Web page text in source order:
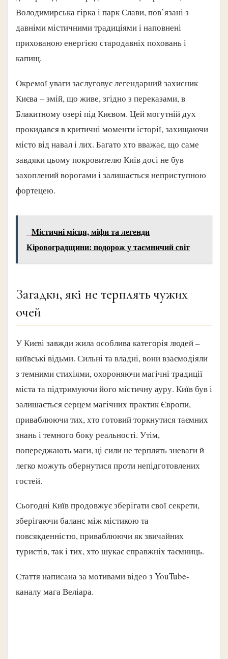
Володимирська гірка і парк Слави, пов’язані з
давніми містичними традиціями і наповнені
прихованою енергією стародавніх поховань і
капищ.
Окремої уваги заслуговує легендарний захисник
Києва – змій, що живе, згідно з переказами, в
Блакитному озері під Києвом. Цей могутній дух
прокидався в критичні моменти історії, захищаючи
місто від навал і лих. Багато хто вважає, що саме
завдяки цьому покровителю Київ досі не був
захоплений ворогами і залишається неприступною
фортецею.
Містичні місця, міфи та легенди
Кіровоградщини: подорож у таємничий світ
Загадки, які не терплять чужих
очей
У Києві завжди жила особлива категорія людей –
київські відьми. Сильні та владні, вони взаємодіяли
з темними стихіями, охороняючи магічні традиції
міста та підтримуючи його містичну ауру. Київ був і
залишається серцем магічних практик Європи,
приваблюючи тих, хто готовий торкнутися таємних
знань і темного боку реальності. Утім,
попереджають маги, ці сили не терплять зневаги й
легко можуть обернутися проти непідготовлених
гостей.
Сьогодні Київ продовжує зберігати свої секрети,
зберігаючи баланс між містикою та
повсякденністю, приваблюючи як звичайних
туристів, так і тих, хто шукає справжніх таємниць.
Стаття написана за мотивами відео з YouTube-
каналу мага Веліара.